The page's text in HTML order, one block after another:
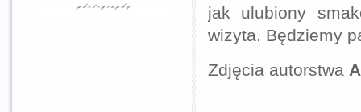
jak ulubiony
wizyta. Będziemy
Zdjęcia autorstwa